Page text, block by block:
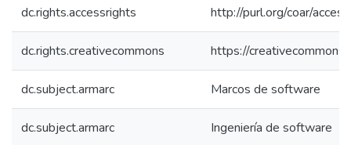
dc.rights.accessrights http://purl.org/coar/
dc.rights.creativecommons https://
dc.subject.armarc Marcos de software
dc.subject.armarc Ingeniería de software